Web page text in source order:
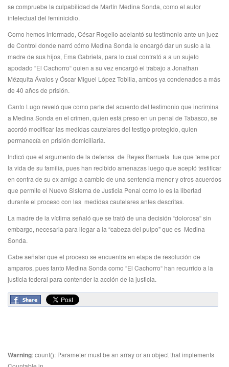
se compruebe la culpabilidad de Martín Medina Sonda, como el autor
intelectual del feminicidio.
Como hemos informado, César Rogelio adelantó su testimonio ante un juez
de Control donde narró cómo Medina Sonda le encargó dar un susto a la
madre de sus hijos, Ema Gabriela, para lo cual contrató a a un sujeto
apodado “El Cachorro“ quien a su vez encargó el trabajo a Jonathan
Mézquita Ávalos y Óscar Miguel López Tobilla, ambos ya condenados a más
de 40 años de prisión.
Canto Lugo reveló que como parte del acuerdo del testimonio que incrimina
a Medina Sonda en el crimen, quien está preso en un penal de Tabasco, se
acordó modificar las medidas cautelares del testigo protegido, quien
permanecía en prisión domiciliaria.
Indicó que el argumento de la defensa de Reyes Barrueta fue que teme por
la vida de su familia, pues han recibido amenazas luego que aceptó testificar
en contra de su ex amigo a cambio de una sentencia menor y otros acuerdos
que permite el Nuevo Sistema de Justicia Penal como lo es la libertad
durante el proceso con las medidas cautelares antes descritas.
La madre de la víctima señaló que se trató de una decisión “dolorosa“ sin
embargo, necesaria para llegar a la “cabeza del pulpo" que es Medina
Sonda.
Cabe señalar que el proceso se encuentra en etapa de resolución de
amparos, pues tanto Medina Sonda como “El Cachorro“ han recurrido a la
justicia federal para contender la acción de la justicia.
Warning: count(): Parameter must be an array or an object that implements